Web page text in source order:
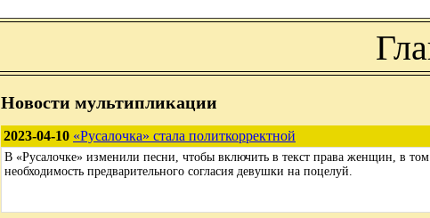
Новости мультипликации
2023-04-10 «Русалочка» стала политкорректной
В «Русалочке» изменили песни, чтобы включить в текст права женщин, в
необходимость предварительного согласия девушки на поцелуй.